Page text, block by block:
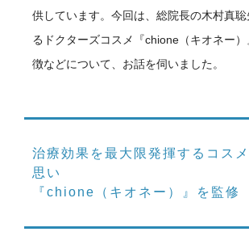
供しています。今回は、総院長の木村真
るドクターズコスメ『chione（キオネー
徴などについて、お話を伺いました。
治療効果を最大限発揮するコス
思い
『chione （キオネー）』を監修